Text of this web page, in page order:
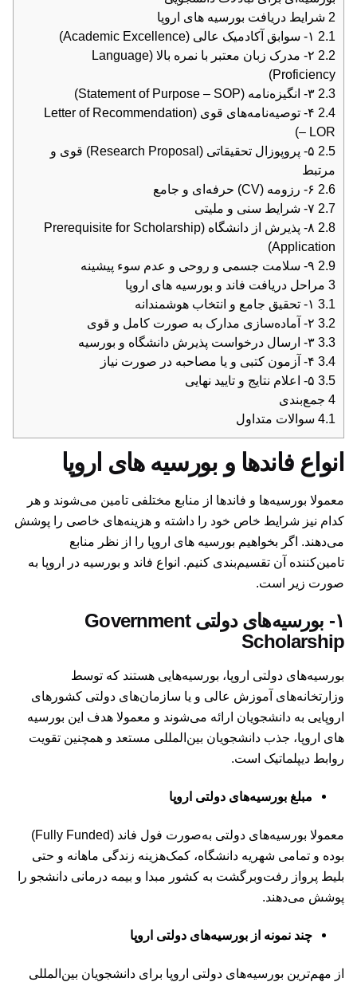
2 شرایط دریافت بورسیه های اروپا
2.1
2.2
۲- مدرک زبان معتبر با نمره بالا (Language
Proficiency)
2.3
2.4
۴- توصیه‌نامه‌های قوی (Letter of Recommendation
– LOR)
2.5
۵- پروپوزال تحقیقاتی (Research Proposal) قوی و
مرتبط
2.6
2.7
2.8
۸- پذیرش از دانشگاه (Prerequisite for Scholarship
Application)
2.9
3 مراحل دریافت فاند و بورسیه های اروپا
3.1
3.2
3.3
3.4
3.5
4 جمع‌بندی
4.1 سوالات متداول
انواع فاندها و بورسیه های اروپا
معمولا بورسیه‌ها و فاندها از منابع مختلفی تامین می‌شوند و هر
کدام نیز شرایط خاص خود را داشته و هزینه‌های خاصی را پوشش
می‌دهند. اگر بخواهیم بورسیه های اروپا را از نظر منابع
تامین‌کننده آن تقسیم‌بندی کنیم. انواع فاند و بورسیه در اروپا به
صورت زیر است.
۱- بورسیه‌‌های دولتی Government
Scholarship
بورسیه‌های دولتی اروپا، بورسیه‌هایی هستند که توسط
وزارتخانه‌های آموزش عالی و یا سازمان‌های دولتی کشورهای
اروپایی به دانشجویان ارائه می‌شوند و معمولا هدف این بورسیه
های اروپا، جذب دانشجویان بین‌المللی مستعد و همچنین تقویت
روابط دیپلماتیک است.
مبلغ بورسیه‌های دولتی اروپا
معمولا بورسیه‌های دولتی به‌صورت فول فاند (Fully Funded)
بوده و تمامی شهریه دانشگاه، کمک‌هزینه‌ زندگی ماهانه و حتی
بلیط پرواز رفت‌وبرگشت به کشور مبدا و بیمه درمانی دانشجو را
پوشش می‌دهند.
چند نمونه از بورسیه‌های دولتی اروپا
از مهم‌ترین بورسیه‌های دولتی اروپا برای دانشجویان بین‌المللی